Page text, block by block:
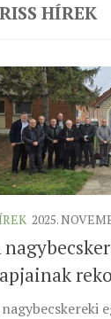
HÍREK
2025.